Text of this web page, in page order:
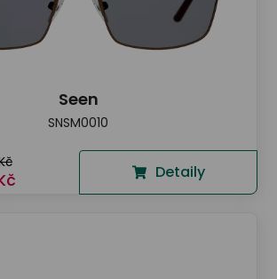
Seen
SNSM0010
Detaily